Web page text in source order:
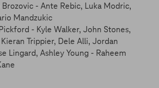
- Ante Rebic, Luka Modric,
Mandzukic
- Kyle Walker, John Stones,
Trippier, Dele Alli, Jordan
Lingard, Ashley Young - Raheem